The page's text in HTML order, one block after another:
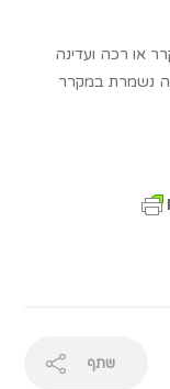
או רכה ועדינה
נשמרת במקרר
שתף